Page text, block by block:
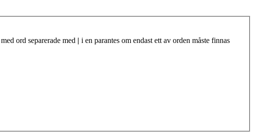
ord separerade med | i en parantes om endast ett av orden måste finnas